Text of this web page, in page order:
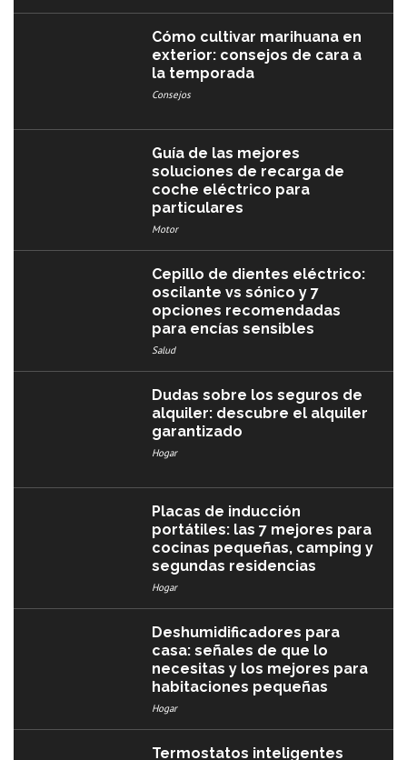
Cómo cultivar marihuana en
exterior: consejos de cara a
la temporada
Consejos
Guía de las mejores
soluciones de recarga de
coche eléctrico para
particulares
Motor
Cepillo de dientes eléctrico:
oscilante vs sónico y 7
opciones recomendadas
para encías sensibles
Salud
Dudas sobre los seguros de
alquiler: descubre el alquiler
garantizado
Hogar
Placas de inducción
portátiles: las 7 mejores para
cocinas pequeñas, camping y
segundas residencias
Hogar
Deshumidificadores para
casa: señales de que lo
necesitas y los mejores para
habitaciones pequeñas
Hogar
Termostatos inteligentes